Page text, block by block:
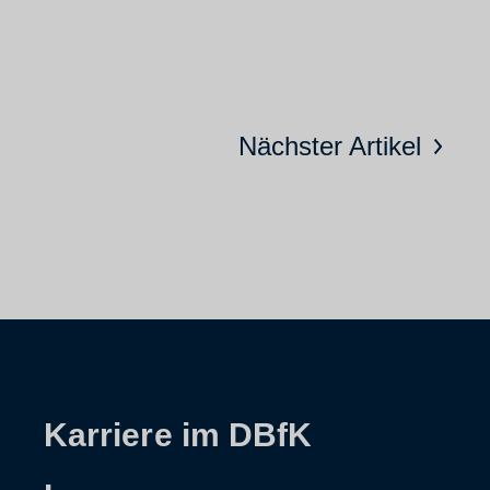
Nächster Artikel
Karriere im DBfK